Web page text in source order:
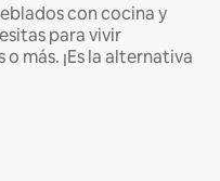
con cocina y
para vivir
más. ¡Es la alternativa